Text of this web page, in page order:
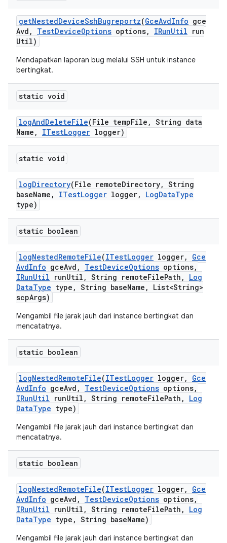
getNestedDeviceSshBugreportz(GceAvdInfo gce
Avd , TestDeviceOptions options, IRunUtil run
Util)
Mendapatkan laporan bug melalui SSH untuk instance
bertingkat.
static void
logAndDeleteFile(File tempFile , String data
Name , ITestLogger logger)
static void
logDirectory(File remoteDirectory, String
baseName , ITestLogger logger, LogDataType
type)
static boolean
logNestedRemoteFile(ITestLogger logger,
Gce
AvdInfo gceAvd , TestDeviceOptions options,
IRunUtil runUtil , String remoteFilePath ,
Log
DataType type , String baseName ,
List<String>
scpArgs)
Mengambil file jarak jauh dari instance bertingkat dan
mencatatnya.
static boolean
logNestedRemoteFile(ITestLogger logger,
Gce
AvdInfo gceAvd , TestDeviceOptions options,
IRunUtil runUtil , String remoteFilePath ,
Log
DataType type)
Mengambil file jarak jauh dari instance bertingkat dan
mencatatnya.
static boolean
logNestedRemoteFile(ITestLogger logger,
Gce
AvdInfo gceAvd , TestDeviceOptions options,
IRunUtil runUtil , String remoteFilePath ,
Log
DataType type , String baseName)
Mengambil file jarak jauh dari instance bertingkat dan